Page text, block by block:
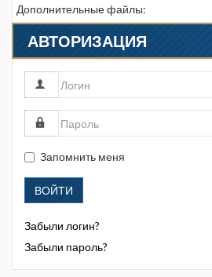
Дополнительные файлы:
АВТОРИЗАЦИЯ
Запомнить меня
ВОЙТИ
Забыли логин?
Забыли пароль?